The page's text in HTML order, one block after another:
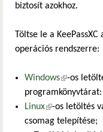
biztosít azokhoz.
Töltse le a
operációs rendszerre:
Windows(külső
-os
programkönyvtárat:
Linux(külső
-os letöltés
csomag telepítése;